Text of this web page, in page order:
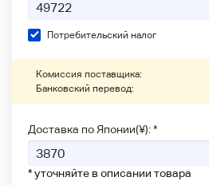
Потребительский налог
Комиссия поставщика:
Банковский перевод:
Доставка по Японии(¥): *
* уточняйте в описании товара